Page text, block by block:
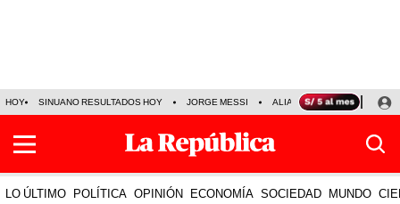
HOY SINUANO RESULTADOS HOY JORGE MESSI ALIANZA LIMA VS SPORT
LO ÚLTIMO POLÍTICA OPINIÓN ECONOMÍA SOCIEDAD MUNDO